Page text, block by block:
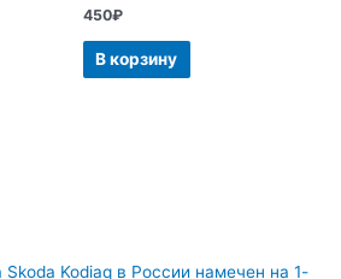
Skoda Kodiaq в России намечен на 1-
Оценка
из
450₽
В корзину